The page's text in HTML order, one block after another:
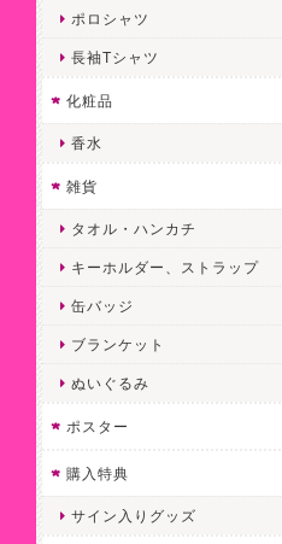
ポロシャツ
長袖Tシャツ
化粧品
香水
雑貨
タオル・ハンカチ
キーホルダー、ストラップ
缶バッジ
ブランケット
ぬいぐるみ
ポスター
購入特典
サイン入りグッズ